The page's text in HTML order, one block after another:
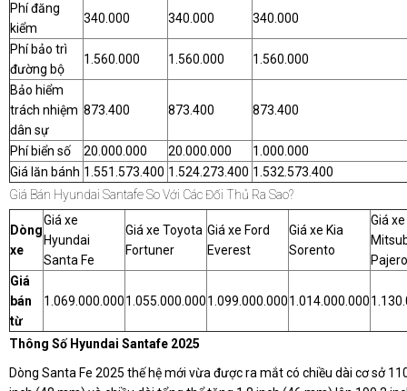
Phí đăng
kiểm
340.000 340.000 340.000
Phí bảo trì
đường bộ
1.560.000 1.560.000 1.560.000
Bảo hiểm
trách nhiệm
dân sự
873.400 873.400 873.400
Phí biển số 20.000.000 20.000.000
1.000.000
Giá lăn bánh 1.551.573.400 1.524.273.400 1.532.573.400
Giá Bán Hyundai Santafe So Với Các Đối Thủ Ra Sao?
Dòng
xe
Giá xe
Hyundai
Santa Fe
Giá xe Toyota
Fortuner
Giá xe Ford
Everest
Giá xe Kia
Sorento
Giá xe
Giá
bán
từ
1.069.000.0001.055.000.0001.099.000.0001.014.000.000
Thông Số Hyundai Santafe 2025
Dòng Santa Fe 2025 thế hệ mới vừa được ra mắt có chiều dài cơ sở